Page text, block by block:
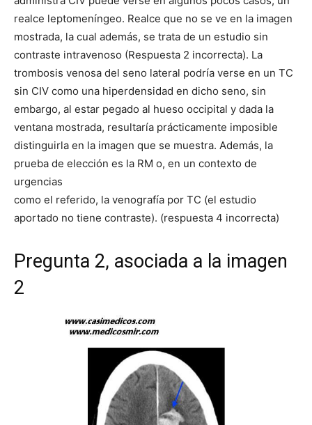
realce leptomeníngeo. Realce que no se ve en la imagen
mostrada, la cual además, se trata de un estudio sin
contraste intravenoso (Respuesta 2 incorrecta). La
trombosis venosa del seno lateral podría verse en un TC
sin CIV como una hiperdensidad en dicho seno, sin
embargo, al estar pegado al hueso occipital y dada la
ventana mostrada, resultaría prácticamente imposible
distinguirla en la imagen que se muestra. Además, la
prueba de elección es la RM o, en un contexto de
urgencias
como el referido, la venografía por TC (el estudio
aportado no tiene contraste). (respuesta 4 incorrecta)
Pregunta 2, asociada a la imagen
2